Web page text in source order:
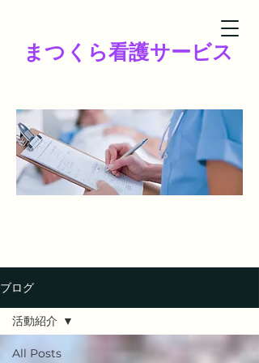
まつくら看護サービス
ブログ
All Posts
活動紹介